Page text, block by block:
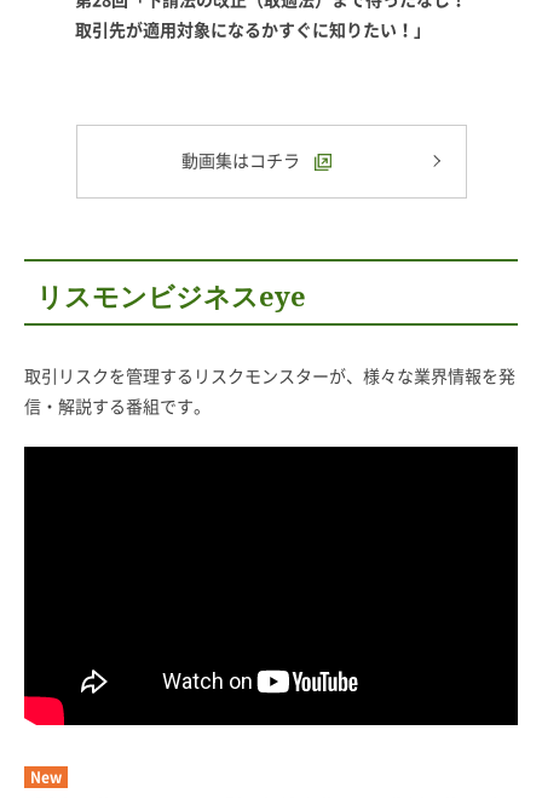
取引先が適用対象になるかすぐに知りたい！」
動画集はコチラ
リスモンビジネスeye
取引リスクを管理するリスクモンスターが、様々な業界情報を発
信・解説する番組です。
New